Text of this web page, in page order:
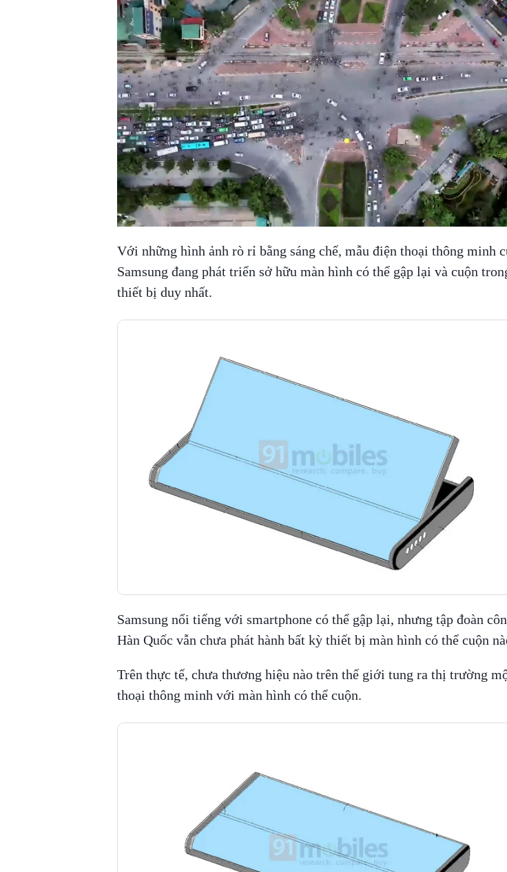
Với những hình ảnh rò rỉ bằng sáng chế, mẫu điện thoại thông minh
Samsung đang phát triển sở hữu màn hình có thể gập lại và cuộn
thiết bị duy nhất.
Samsung nổi tiếng với smartphone có thể gập lại, nhưng tập đoàn
Hàn Quốc vẫn chưa phát hành bất kỳ thiết bị màn hình có thể cuộn
Trên thực tế, chưa thương hiệu nào trên thế giới tung ra thị trường
thoại thông minh với màn hình có thể cuộn.